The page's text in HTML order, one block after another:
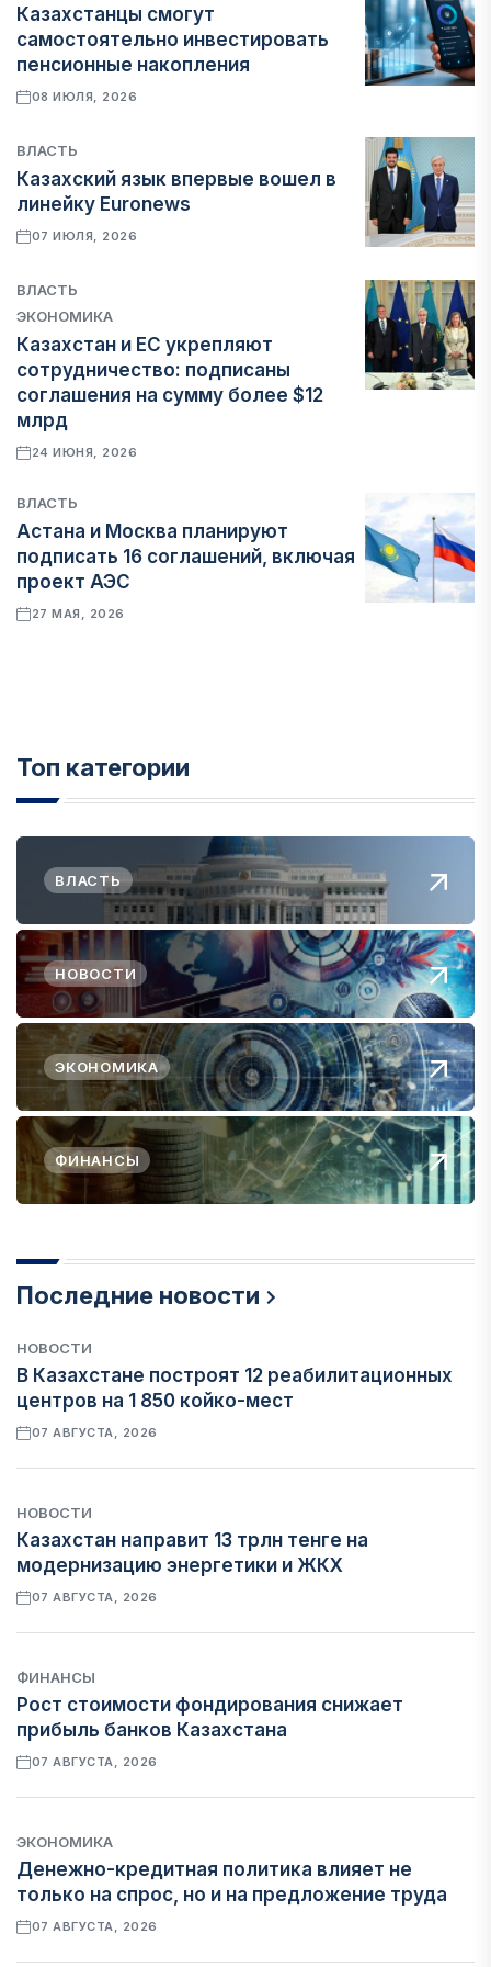
Казахстанцы смогут
самостоятельно инвестировать
пенсионные накопления
08 ИЮЛЯ, 2026
ВЛАСТЬ
Казахский язык впервые вошел в
линейку Euronews
07 ИЮЛЯ, 2026
ВЛАСТЬ
ЭКОНОМИКА
Казахстан и ЕС укрепляют
сотрудничество: подписаны
соглашения на сумму более $12
млрд
24 ИЮНЯ, 2026
ВЛАСТЬ
Астана и Москва планируют
подписать 16 соглашений, включая
проект АЭС
27 МАЯ, 2026
Топ категории
ВЛАСТЬ
НОВОСТИ
ЭКОНОМИКА
ФИНАНСЫ
Последние новости
НОВОСТИ
В Казахстане построят 12 реабилитационных
центров на 1 850 койко-мест
07 АВГУСТА, 2026
НОВОСТИ
Казахстан направит 13 трлн тенге на
модернизацию энергетики и ЖКХ
07 АВГУСТА, 2026
ФИНАНСЫ
Рост стоимости фондирования снижает
прибыль банков Казахстана
07 АВГУСТА, 2026
ЭКОНОМИКА
Денежно-кредитная политика влияет не
только на спрос, но и на предложение труда
07 АВГУСТА, 2026